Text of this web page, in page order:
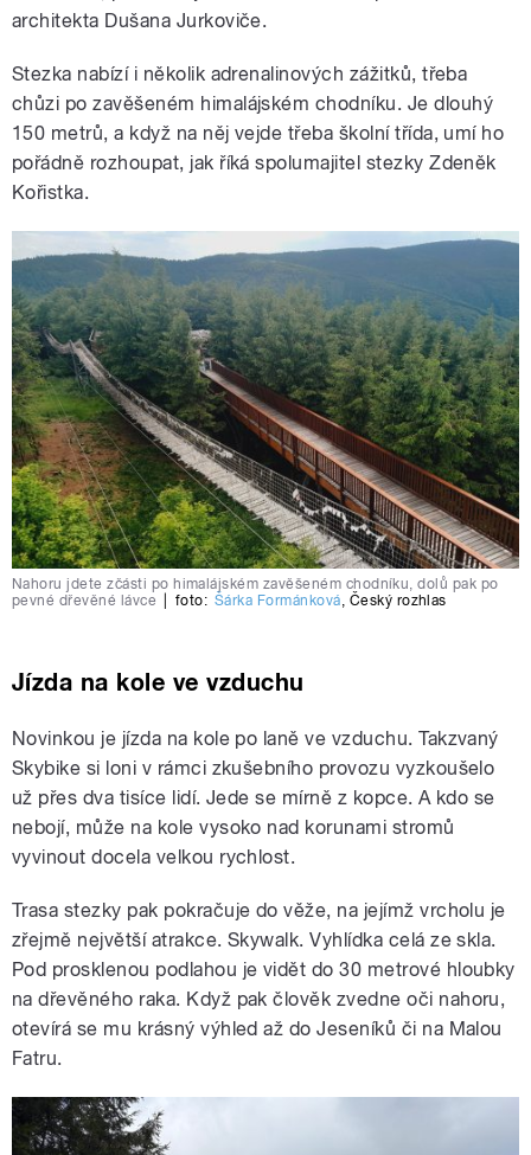
architekta Dušana Jurkoviče.
Stezka nabízí i několik adrenalinových zážitků, třeba
chůzi po zavěšeném himalájském chodníku. Je dlouhý
150 metrů, a když na něj vejde třeba školní třída, umí ho
pořádně rozhoupat, jak říká spolumajitel stezky Zdeněk
Kořistka.
Nahoru jdete zčásti po himalájském zavěšeném chodníku, dolů pak po
pevné dřevěné lávce
foto: Šárka Formánková, Český rozhlas
Jízda na kole ve vzduchu
Novinkou je jízda na kole po laně ve vzduchu. Takzvaný
Skybike si loni v rámci zkušebního provozu vyzkoušelo
už přes dva tisíce lidí. Jede se mírně z kopce. A kdo se
nebojí, může na kole vysoko nad korunami stromů
vyvinout docela velkou rychlost.
Trasa stezky pak pokračuje do věže, na jejímž vrcholu je
zřejmě největší atrakce. Skywalk. Vyhlídka celá ze skla.
Pod prosklenou podlahou je vidět do 30 metrové hloubky
na dřevěného raka. Když pak člověk zvedne oči nahoru,
otevírá se mu krásný výhled až do Jeseníků či na Malou
Fatru.